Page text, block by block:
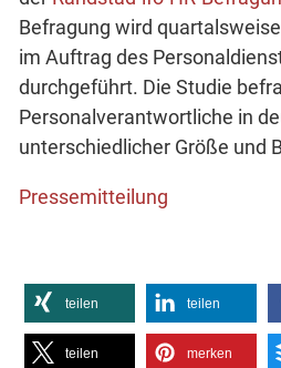
Befragung wird
im Auftrag des
durchgeführt. Die Studie
Personalverantwortliche in
unterschiedlicher Größe und
Pressemitteilung
teilen teilen
teilen merken